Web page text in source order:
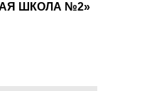
ШКОЛА №2»